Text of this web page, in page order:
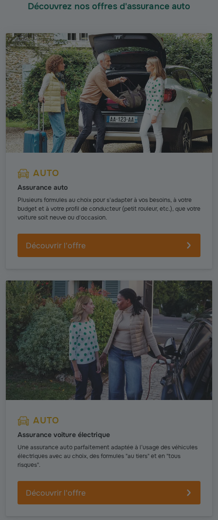
Découvrez nos offres d'assurance auto
AUTO
Assurance auto
Plusieurs formules au choix pour s'adapter à vos besoins, à votre
budget et à votre profil de conducteur (petit rouleur, etc.), que votre
voiture soit neuve ou d'occasion.
Découvrir l'offre
AUTO
Assurance voiture électrique
Une assurance auto parfaitement adaptée à l’usage des véhicules
électriques avec au choix, des formules "au tiers" et en "tous
risques".
Découvrir l'offre